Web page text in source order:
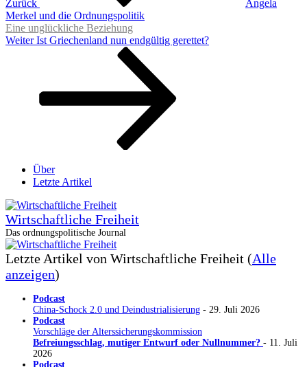
Zurück
Angela
Merkel und die Ordnungspolitik
Eine unglückliche Beziehung
Nächster
Weiter Ist Griechenland nun endgültig gerettet?
Über
Letzte Artikel
Wirtschaftliche Freiheit
Das ordnungspolitische Journal
Letzte Artikel von Wirtschaftliche Freiheit (Alle
anzeigen)
Podcast
China-Schock 2.0 und Deindustrialisierung - 29. Juli 2026
Podcast
Vorschläge der Alterssicherungskommission
Befreiungsschlag, mutiger Entwurf oder Nullnummer? - 11. Juli
2026
Podcast